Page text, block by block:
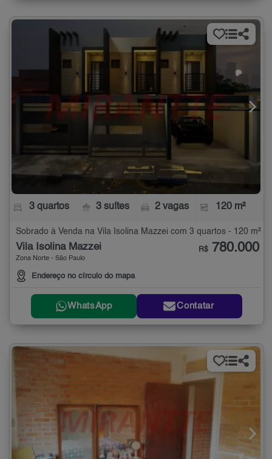
3 quartos 3 suítes 2 vagas 120 m²
Sobrado à Venda na Vila Isolina Mazzei com 3 quartos - 120 m²
Vila Isolina Mazzei
Zona Norte - São Paulo
Endereço no círculo do mapa
R$ 780.000
WhatsApp Contatar